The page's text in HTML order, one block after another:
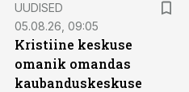
UUDISED
05.08.26, 09:05
Kristiine keskuse
omanik omandas
kaubanduskeskuse